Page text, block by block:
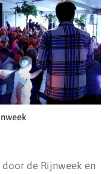
de Rijnweek en